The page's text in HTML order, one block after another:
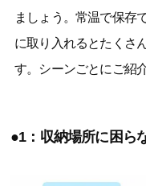
ましょう。常温で保存
に取り入れるとたくさ
す。シーンごとにご紹
●1：収納場所に困ら